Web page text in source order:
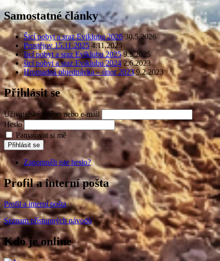
Samostatné články
Šicí pobyt a sraz Eviklubu 2026 30.5.2026
Prostějov 15.11.2025 4.11.2025
šicí pobyt a sraz Eviklubu 2025 9.5.2025
šicí pobyt a sraz Eviklubu 2024 2.6.2023
Hromadná objednávka – únor 2023 9.2.2023
Přihlásit se
Uživatelské jméno nebo e-mail
Heslo
Pamatovat si mě
Přihlásit se
Zapomněli jste heslo?
Profil a interní pošta
Profil a interní pošta
Seznam přístupných návodů
Kdo je online